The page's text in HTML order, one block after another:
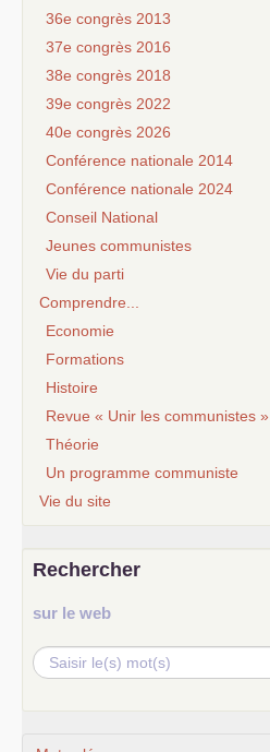
36e congrès 2013
37e congrès 2016
38e congrès 2018
39e congrès 2022
40e congrès 2026
Conférence nationale 2014
Conférence nationale 2024
Conseil National
Jeunes communistes
Vie du parti
Comprendre...
Economie
Formations
Histoire
Revue « Unir les communistes »
Théorie
Un programme communiste
Vie du site
Rechercher
sur le web